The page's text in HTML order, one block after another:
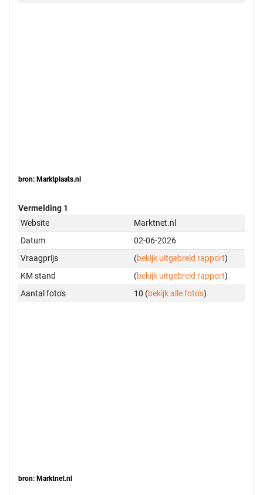
bron: Marktplaats.nl
Vermelding 1
Website
Marktnet.nl
Datum
02-06-2026
Vraagprijs
(bekijk uitgebreid rapport)
KM stand
(bekijk uitgebreid rapport)
Aantal foto's
10 (bekijk alle foto's)
bron: Marktnet.nl